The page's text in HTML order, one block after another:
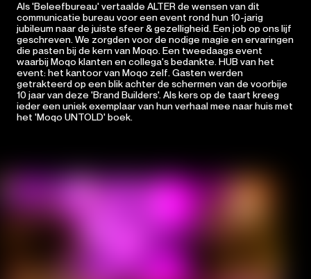
Als 'Beleefbureau' vertaalde ALTER de wensen van dit
communicatie bureau voor een event rond hun 10-jarig
jubileum naar de juiste sfeer & gezelligheid. Een job op ons lijf
geschreven. We zorgden voor de nodige magie en ervaringen
die pasten bij de kern van Moqo. Een tweedaags event
waarbij Moqo klanten en collega's bedankte. HUB van het
event: het kantoor van Moqo zelf. Gasten werden
getrakteerd op een blik achter de schermen van de voorbije
10 jaar van deze 'Brand Builders'. Als kers op de taart kreeg
ieder een uniek exemplaar van hun verhaal mee naar huis met
het 'Moqo UNTOLD' boek.